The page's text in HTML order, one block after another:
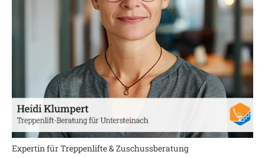
Expertin für Treppenlifte & Zuschussberatung